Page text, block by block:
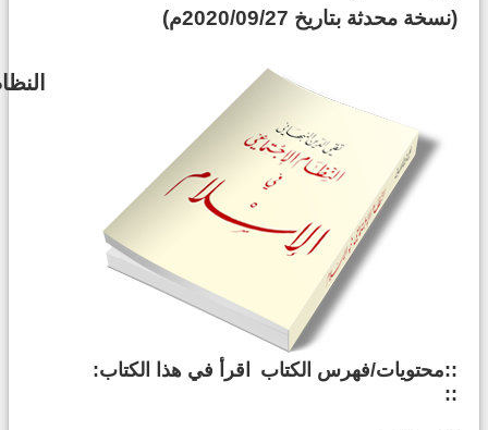
(نسخة محدثة بتاريخ 2020/09/27م)
::محتويات/فهرس الكتاب
::
اقرأ في هذا الكتاب: